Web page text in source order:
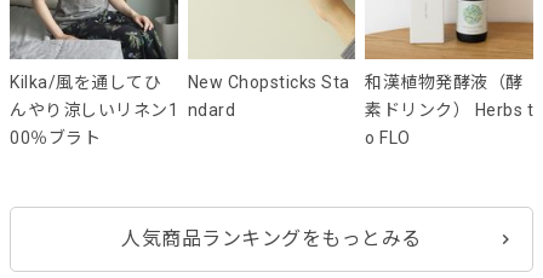
Kilka/風を通してひ
んやり涼しいリネン1
00％ブラト
New Chopsticks Sta
ndard
和漢植物発酵液（酵
素ドリンク） Herbs t
o FLO
人気商品ランキングをもっとみる